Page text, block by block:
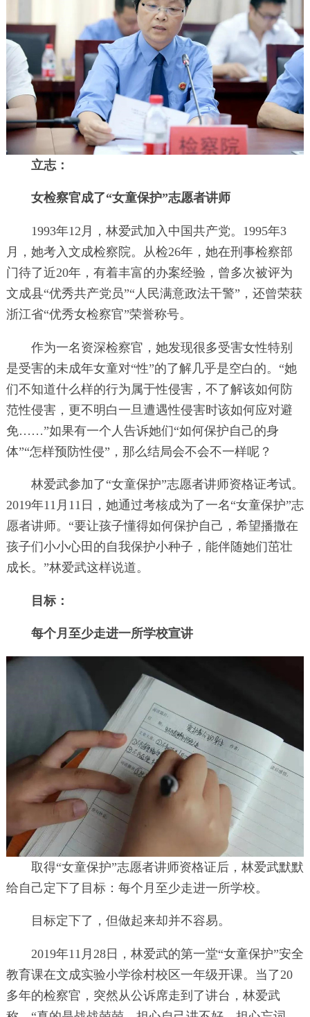
立志：
女检察官成了“女童保护”志愿者讲师
1993年12月，林爱武加入中国共产党。1995年3
月，她考入文成检察院。从检26年，她在刑事检察部
门待了近20年，有着丰富的办案经验，曾多次被评为
文成县“优秀共产党员”“人民满意政法干警”，还曾荣获
浙江省“优秀女检察官”荣誉称号。
作为一名资深检察官，她发现很多受害女性特别
是受害的未成年女童对“性”的了解几乎是空白的。“她
们不知道什么样的行为属于性侵害，不了解该如何防
范性侵害，更不明白一旦遭遇性侵害时该如何应对避
免……”如果有一个人告诉她们“如何保护自己的身
体”“怎样预防性侵”，那么结局会不会不一样呢？
林爱武参加了“女童保护”志愿者讲师资格证考试。
2019年11月11日，她通过考核成为了一名“女童保护”志
愿者讲师。“要让孩子懂得如何保护自己，希望播撒在
孩子们小小心田的自我保护小种子，能伴随她们茁壮
成长。”林爱武这样说道。
目标：
每个月至少走进一所学校宣讲
取得“女童保护”志愿者讲师资格证后，林爱武默默
给自己定下了目标：每个月至少走进一所学校。
目标定下了，但做起来却并不容易。
2019年11月28日，林爱武的第一堂“女童保护”安全
教育课在文成实验小学徐村校区一年级开课。当了20
多年的检察官，突然从公诉席走到了讲台，林爱武